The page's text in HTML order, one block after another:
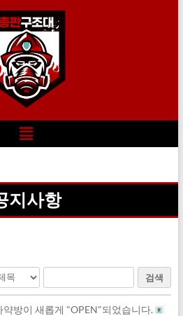
지사항
검색
방이 새롭게 "OPEN"되었습니다.